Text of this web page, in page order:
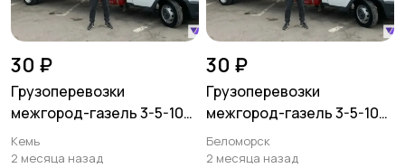
30 ₽
Грузоперевозки
межгород-газель 3-5-10
тонн
Кемь
2 месяца назад
30 ₽
Грузоперевозки
межгород-газель 3-5-10
тонн
Беломорск
2 месяца назад